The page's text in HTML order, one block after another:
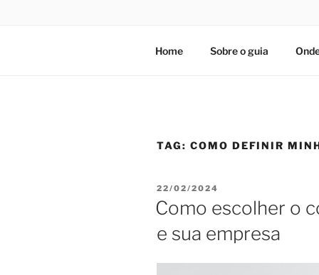
Home Sobre o guia
TAG: COMO DEFINIR
PUBLICADO
EM
22/02/2024
Como escolher o
e sua empresa